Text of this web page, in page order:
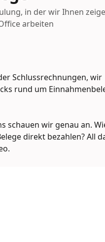
in der wir Ihnen
arbeiten
Schlussrechnungen, wir
rund um
schauen wir genau an.
direkt bezahlen? All